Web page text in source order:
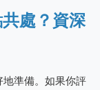
處？資深
準備。如果你評